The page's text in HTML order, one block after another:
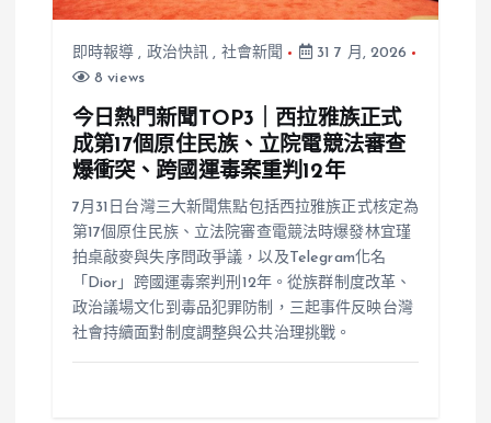
即時報導 , 政治快訊 , 社會新聞
31 7 月, 2026
8 views
今日熱門新聞TOP3｜西拉雅族正式
成第17個原住民族、立院電競法審查
爆衝突、跨國運毒案重判12年
7月31日台灣三大新聞焦點包括西拉雅族正式核定為
第17個原住民族、立法院審查電競法時爆發林宜瑾
拍桌敲麥與失序問政爭議，以及Telegram化名
「Dior」跨國運毒案判刑12年。從族群制度改革、
政治議場文化到毒品犯罪防制，三起事件反映台灣
社會持續面對制度調整與公共治理挑戰。